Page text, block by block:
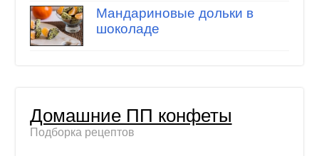
Мандариновые дольки в
шоколаде
Домашние ПП конфеты
Подборка рецептов